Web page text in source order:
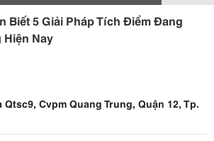
Biết 5 Giải Pháp Tích Điểm Đang
Nay
Qtsc9, Cvpm Quang Trung, Quận 12, Tp.